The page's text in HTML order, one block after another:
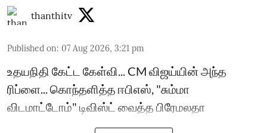
thanthitv
Published on: 07 Aug 2026, 3:21 pm
உதயநிதி கேட்ட கேள்வி... CM விஜய்யின் அந்த
ரிப்ளை... கொந்தளித்த ஈபிஎஸ், "சும்மா
விடமாட்டோம்" டிவிஸ்ட் வைத்த பிரேமலதா